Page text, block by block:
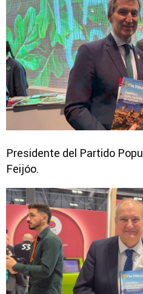
Presidente del Partido
Feijóo.